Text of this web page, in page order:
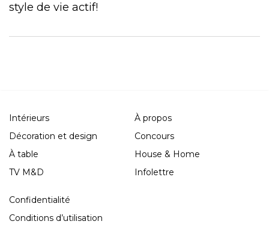
style de vie actif!
Intérieurs
Décoration et design
À table
TV M&D
À propos
Concours
House & Home
Infolettre
Confidentialité
Conditions d’utilisation